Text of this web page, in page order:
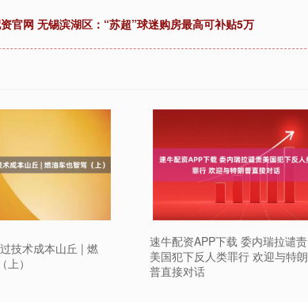
官网 无锡滨湖区：“苏超”球迷购房最高可补贴5万
技术成本山丘 | 燃
）
速牛配资APP下载 委内瑞拉谴责
美国犯下反人类罪行 欢迎与特朗
普直接对话